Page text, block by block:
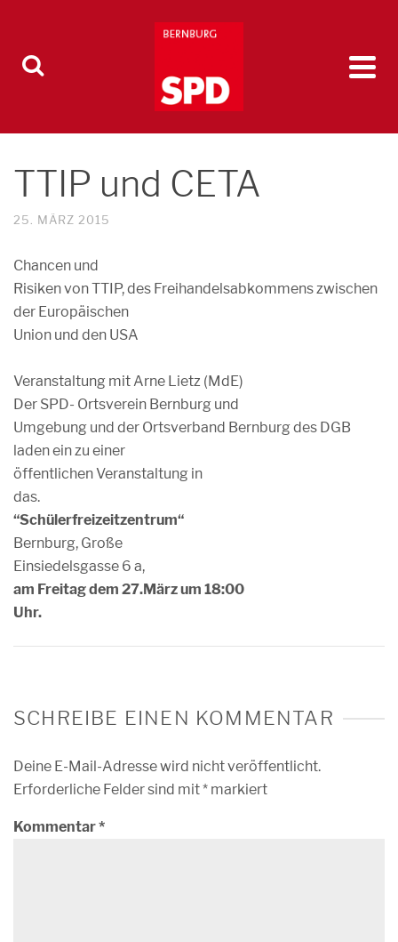
TTIP und CETA
25. MÄRZ 2015
Chancen und
Risiken von TTIP, des Freihandelsabkommens zwischen
der Europäischen
Union und den USA
Veranstaltung mit Arne Lietz (MdE)
Der SPD- Ortsverein Bernburg und
Umgebung und der Ortsverband Bernburg des DGB
laden ein zu einer
öffentlichen Veranstaltung in
das.
“Schülerfreizeitzentrum“
Bernburg, Große
Einsiedelsgasse 6 a,
am Freitag dem 27.März um 18:00
Uhr.
SCHREIBE EINEN KOMMENTAR
Deine E-Mail-Adresse wird nicht veröffentlicht.
Erforderliche Felder sind mit* markiert
Kommentar*